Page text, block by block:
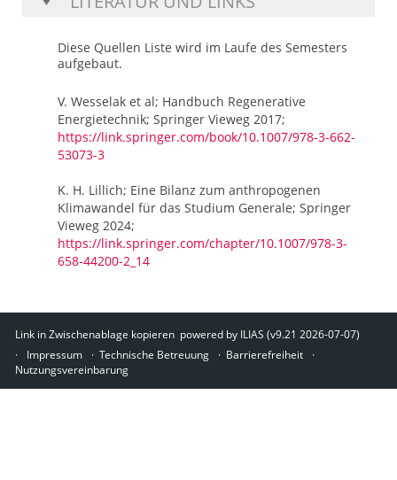
Diese Quellen Liste wird im Laufe des Semesters
aufgebaut.
V. Wesselak et al; Handbuch Regenerative
Energietechnik; Springer Vieweg 2017;
https://link.springer.com/book/10.1007/978-3-662-
53073-3
K. H. Lillich; Eine Bilanz zum anthropogenen
Klimawandel für das Studium Generale; Springer
Vieweg 2024;
https://link.springer.com/chapter/10.1007/978-3-
658-44200-2_14
Link in Zwischenablage kopieren powered by ILIAS (v9.21 2026-07-07)
Impressum
Technische Betreuung
Barrierefreiheit
Nutzungsvereinbarung